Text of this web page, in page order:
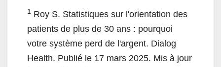
1 Roy S. Statistiques sur l'orientation des
patients de plus de 30 ans : pourquoi
votre système perd de l'argent. Dialog
Health. Publié le 17 mars 2025. Mis à jour